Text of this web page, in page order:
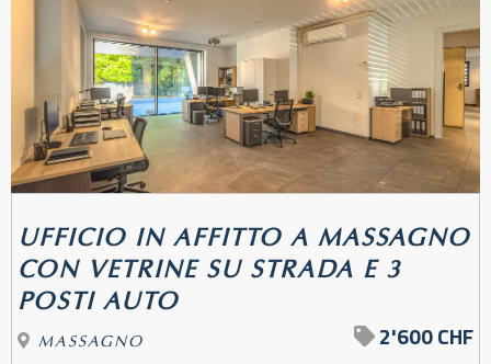
UFFICIO IN AFFITTO A MASSAGNO
CON VETRINE SU STRADA E 3
POSTI AUTO
MASSAGNO 2'600 CHF